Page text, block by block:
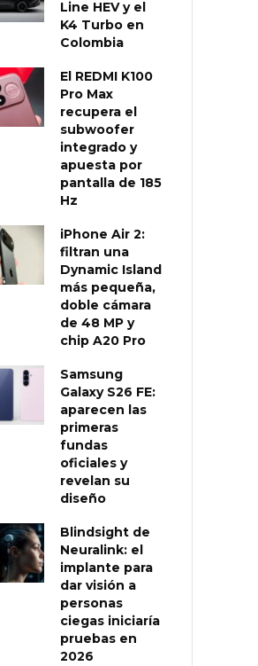
Line HEV y el
K4 Turbo en
Colombia
El REDMI K100
Pro Max
recupera el
subwoofer
integrado y
apuesta por
pantalla de 185
Hz
iPhone Air 2:
filtran una
Dynamic Island
más pequeña,
doble cámara
de 48 MP y
chip A20 Pro
Samsung
Galaxy S26 FE:
aparecen las
primeras
fundas
oficiales y
revelan su
diseño
Blindsight de
Neuralink: el
implante para
dar visión a
personas
ciegas iniciaría
pruebas en
2026